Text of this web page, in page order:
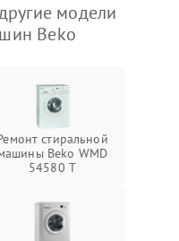
модели
Beko
стиральной
Beko WMD
54580 T